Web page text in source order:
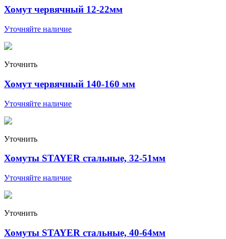
Хомут червячный 12-22мм
Уточняйте наличие
Уточнить
Хомут червячный 140-160 мм
Уточняйте наличие
Уточнить
Хомуты STAYER стальные, 32-51мм
Уточняйте наличие
Уточнить
Хомуты STAYER стальные, 40-64мм